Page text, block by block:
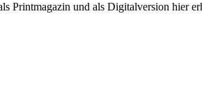
Printmagazin und als Digitalversion hier